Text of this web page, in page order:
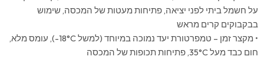
על חשמל ביתי לפני יציאה, פתיחות מעטות של המכסה, שימוש
בבקבוקים קרים מראש
• מקצר זמן – טמפרטורת יעד נמוכה במיוחד (למשל ‎-18°C), עומס מלא,
חום כבד מעל ‎35°C, פתיחות תכופות של המכסה